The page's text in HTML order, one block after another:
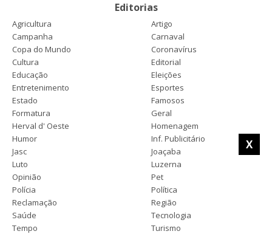
X
Editorias
Agricultura
Artigo
Campanha
Carnaval
Copa do Mundo
Coronavírus
Cultura
Editorial
Educação
Eleições
Entretenimento
Esportes
Estado
Famosos
Formatura
Geral
Herval d' Oeste
Homenagem
Humor
Inf. Publicitário
Jasc
Joaçaba
Luto
Luzerna
Opinião
Pet
Polícia
Política
Reclamação
Região
Saúde
Tecnologia
Tempo
Turismo